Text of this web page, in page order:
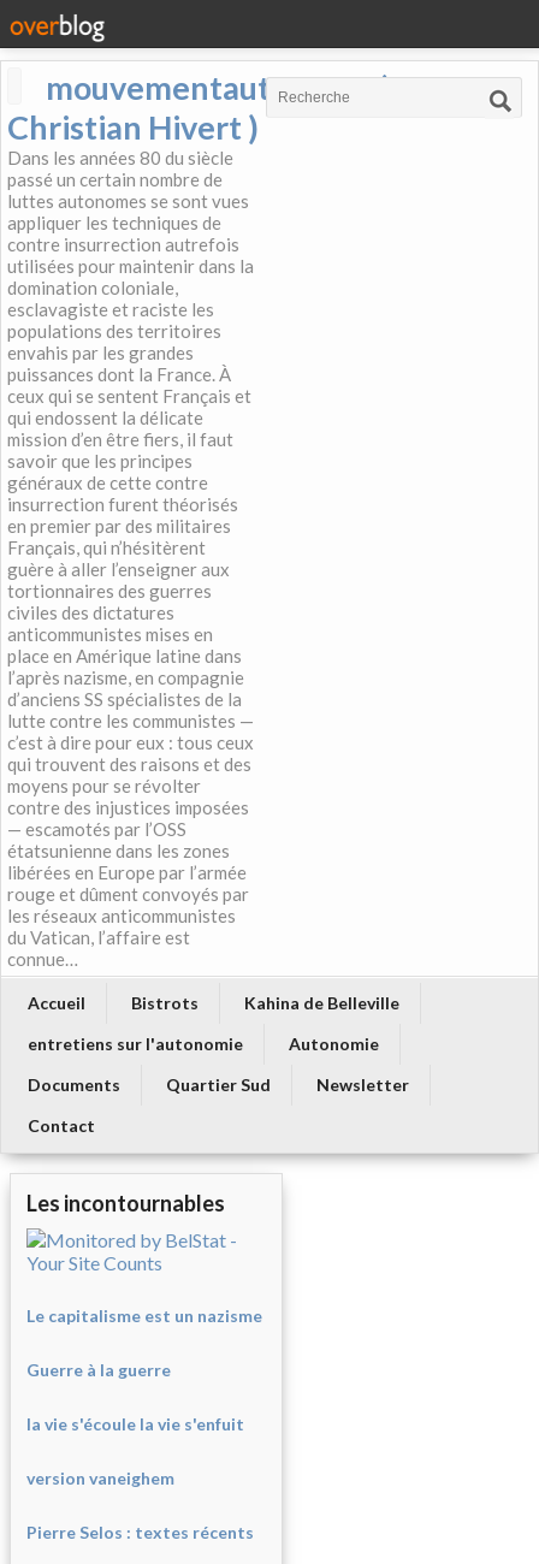
mouvementautonome (
Christian Hivert )
Dans les années 80 du siècle
passé un certain nombre de
luttes autonomes se sont vues
appliquer les techniques de
contre insurrection autrefois
utilisées pour maintenir dans la
domination coloniale,
esclavagiste et raciste les
populations des territoires
envahis par les grandes
puissances dont la France. À
ceux qui se sentent Français et
qui endossent la délicate
mission d’en être fiers, il faut
savoir que les principes
généraux de cette contre
insurrection furent théorisés
en premier par des militaires
Français, qui n’hésitèrent
guère à aller l’enseigner aux
tortionnaires des guerres
civiles des dictatures
anticommunistes mises en
place en Amérique latine dans
l’après nazisme, en compagnie
d’anciens SS spécialistes de la
lutte contre les communistes —
c’est à dire pour eux : tous ceux
qui trouvent des raisons et des
moyens pour se révolter
contre des injustices imposées
— escamotés par l’OSS
étatsunienne dans les zones
libérées en Europe par l’armée
rouge et dûment convoyés par
les réseaux anticommunistes
du Vatican, l’affaire est
connue…
Accueil Bistrots
Kahina de Belleville
entretiens sur l'autonomie
Autonomie
Documents
Quartier Sud
Newsletter
Contact
Les incontournables
Le capitalisme est un nazisme
Guerre à la guerre
la vie s'écoule la vie s'enfuit
version vaneighem
Pierre Selos : textes récents